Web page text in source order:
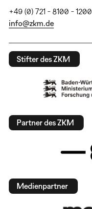
+49 (0) 721 - 8100 - 1200
info@zkm.de
Stifter des ZKM
Partner des ZKM
Medienpartner